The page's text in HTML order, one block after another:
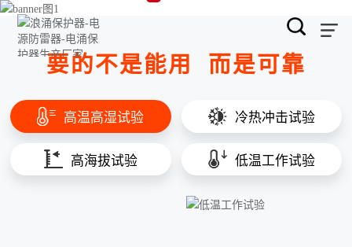
要的不是能用 而是可靠
高温高湿试验 冷热冲击试验
高海拔试验 低温工作试验